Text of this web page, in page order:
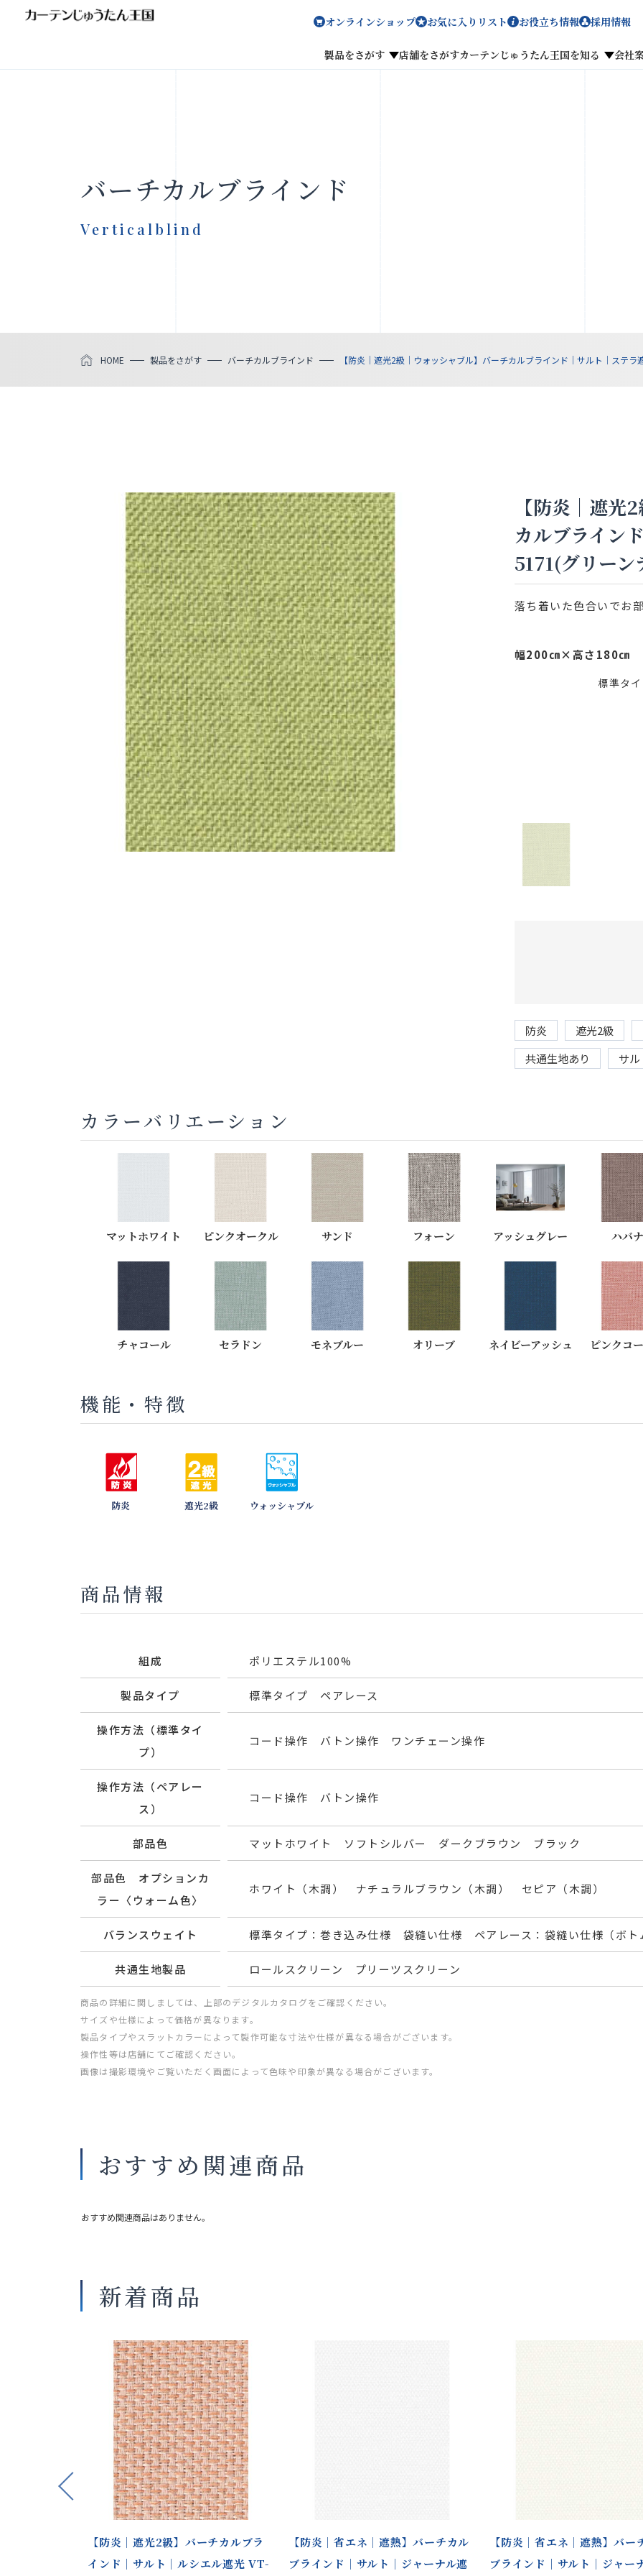
オンラインショップ お気に入りリスト お役立ち情報 採用情報
製品をさがす 店舗をさがすカーテンじゅうたん王国を知る 会社
製品をさがす
バーチカルブラインド
Verticalblind
HOME 製品をさがす バーチカルブラインド 【防炎｜遮光2級｜ウォッシャブル】バーチカルブラインド｜サルト｜ステラ
【防炎｜遮光
カルブライン
5171(グリーン
落ち着いた色合いでお
幅200㎝×高さ180㎝
標準タ
防炎 遮光2級
共通生地あり
サル
カラーバリエーション
マットホワイト ピンクオークル サンド フォーン アッシュグレー ハバナ
チャコール セラドン モネブルー オリーブ ネイビーアッシュ ピンクコ
機能・特徴
防炎 遮光2級 ウォッシャブル
商品情報
組成 ポリエステル100%
製品タイプ 標準タイプ ペアレース
操作方法（標準タイ
プ）
コード操作 バトン操作 ワンチェーン操作
操作方法（ペアレー
ス）
コード操作 バトン操作
部品色 マットホワイト ソフトシルバー ダークブラウン ブラック
部品色 オプションカ
ラー〈ウォーム色〉
ホワイト（木調） ナチュラルブラウン（木調） セピア（木調）
バランスウェイト 標準タイプ：巻き込み仕様 袋縫い仕様 ペアレース：袋縫い仕様（ボト
共通生地製品 ロールスクリーン プリーツスクリーン
商品の詳細に関しましては、上部のデジタルカタログをご確認ください。
サイズや仕様によって価格が異なります。
製品タイプやスラットカラーによって製作可能な寸法や仕様が異なる場合がございます。
操作性等は店舗にてご確認ください。
画像は撮影環境やご覧いただく画面によって色味や印象が異なる場合がございます。
おすすめ関連商品
おすすめ関連商品はありません。
新着商品
Previous
【防炎｜遮光2級】バーチカルブラ
インド｜サルト｜ルシエル遮光 VT-
【防炎｜省エネ｜遮熱】バーチカル
ブラインド｜サルト｜ジャーナル遮
【防炎｜省エネ｜遮熱】バー
ブラインド｜サルト｜ジャー